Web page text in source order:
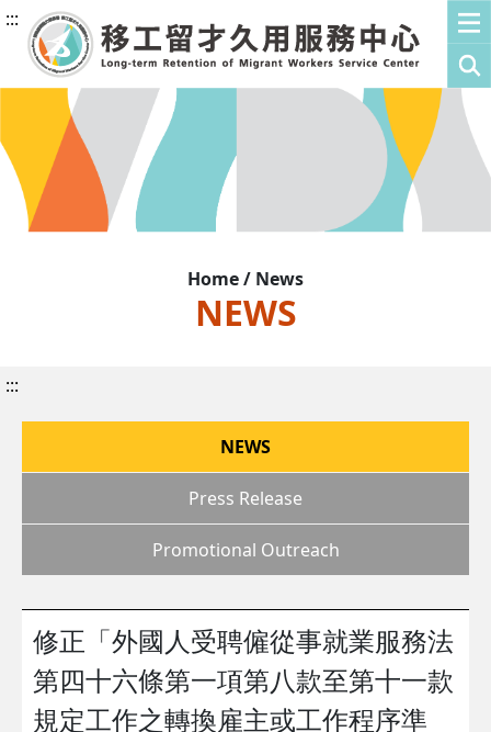
:::
Home / News
NEWS
:::
NEWS
Press Release
Promotional Outreach
修正「外國人受聘僱從事就業服務法
第四十六條第一項第八款至第十一款
規定工作之轉換雇主或工作程序準